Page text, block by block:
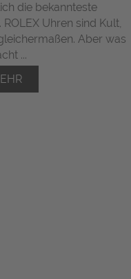
die bekannteste
Uhren sind Kult,
Aber was
...